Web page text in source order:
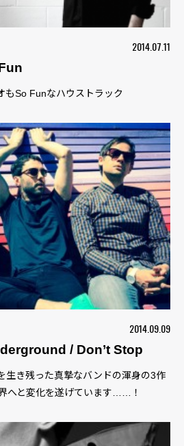
2014.07.11
もSo Funなハウストラック
2014.09.09
/ Don’t Stop
生き残った真摯なバンドの渾身の3作
へと変化を遂げています……！